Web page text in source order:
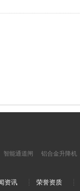
智能通道闸 铝合金升降机
资讯 荣誉资质